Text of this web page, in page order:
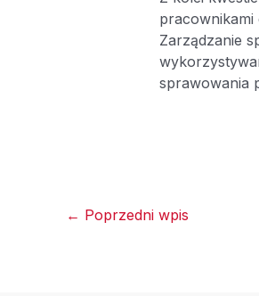
Zarządzanie
sprawowania
← Poprzedni wpis